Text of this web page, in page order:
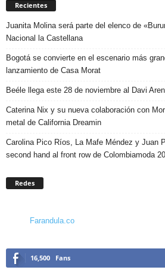
Recientes
Juanita Molina será parte del elenco de
Nacional la Castellana
Bogotá se convierte en el escenario más
lanzamiento de Casa Morat
Beéle llega este 28 de noviembre al Davi
Caterina Nix y su nueva colaboración con
metal de California Dreamin
Carolina Pico Ríos, La Mafe Méndez y Juan
second hand al front row de Colombiamoda
Redes
Farandula.co
16,500 Fans